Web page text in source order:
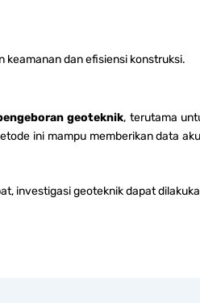
keamanan dan efisiensi konstruksi.
geoteknik, terutama
ini mampu memberikan data
investigasi geoteknik dapat